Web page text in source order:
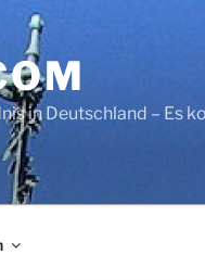
in Deutschland – Es